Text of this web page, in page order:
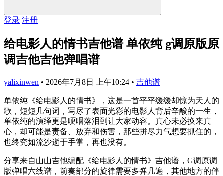
登录 注册
给电影人的情书吉他谱 单依纯 g调原版原
调吉他吉他弹唱谱
yalixinwen • 2026年7月8日 上午10:24 • 吉他谱
单依纯《给电影人的情书》，这是一首平平缓缓却惊为天人的
歌，短短几句词，写尽了表面光彩的电影人背后辛酸的一生，
单依纯的演绎更是哽咽落泪到让大家动容。真心未必换来真
心，却可能是责备、放弃和伤害，那些拼尽力气想要抓住的，
也终究如流沙逝于手掌，再也没有。
分享来自山山吉他编配《给电影人的情书》吉他谱，G调原调
版弹唱六线谱，前奏部分的旋律需要多弹几遍，其他地方的伴